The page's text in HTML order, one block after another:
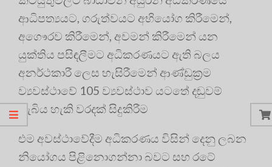
ආධිපත්‍යයට, ගරුත්වයට අභියෝග කිරීමෙන්,
අගෞරව කිරීමෙන්, අවමන් කිරීමෙන් යන
යුක්තිය පසිඳලීමට අධිකරණයට ඇති බලය
අනර්ථකාරී ලෙස හැසිරීමෙන් ආණ්ඩුක්‍රම
ව්‍යවස්ථාවේ 105 ව්‍යවස්ථාව යටතේ දඬුවම්
ලැබිය හැකි වරදක් සිදුකිරීම
එම අවස්ථාවේදීම අධිකරණය විසින් දෙනු ලබන
නියෝගය පිළිනොගන්නා බවට සහ රටේ